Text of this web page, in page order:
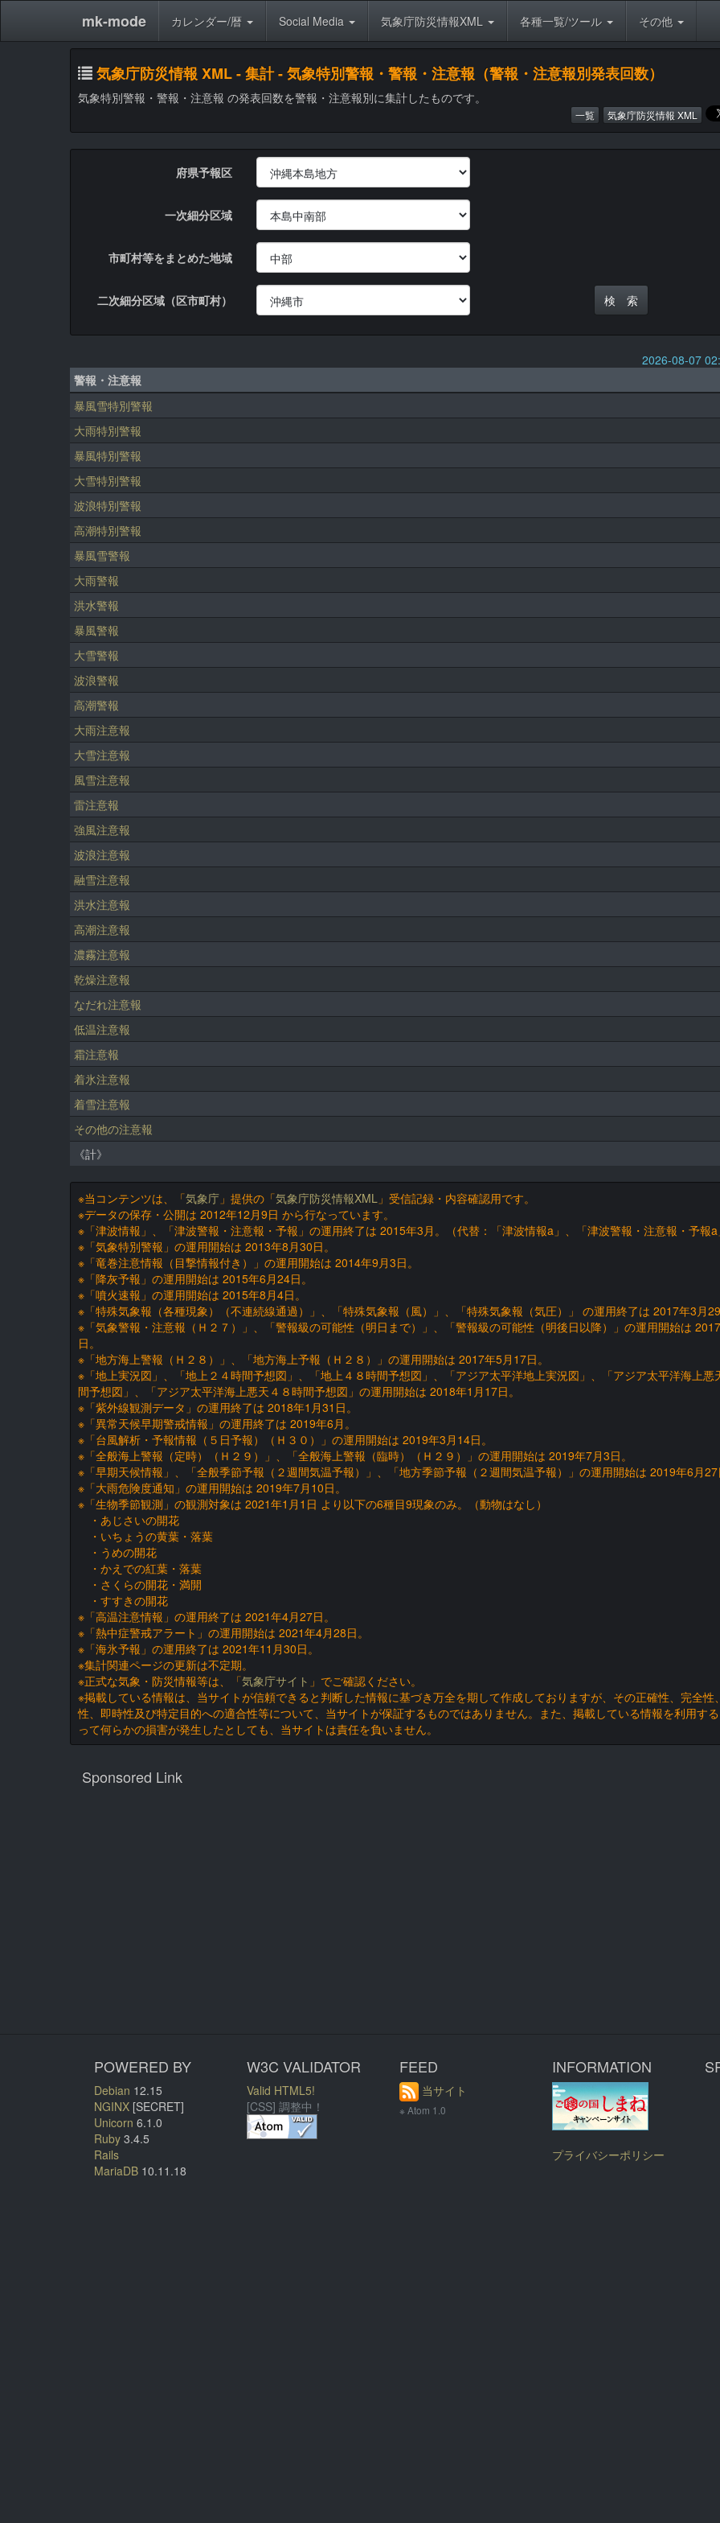
mk-mode カレンダー/暦 Social Media 気象庁防災情報XML 各種一覧/ツール その他
気象庁防災情報 XML - 集計 - 気象特別警報・警報・注意報（警報・注意報別発表回数）
気象特別警報・警報・注意報 の発表回数を警報・注意報別に集計したものです。
一覧 気象庁防災情報 XML
府県予報区
一次細分区域
市町村等をまとめた地域
二次細分区域（区市町村）
2026-08-07
警報・注意報
暴風雪特別警報
大雨特別警報
暴風特別警報
大雪特別警報
波浪特別警報
高潮特別警報
暴風雪警報
大雨警報
洪水警報
暴風警報
大雪警報
波浪警報
高潮警報
大雨注意報
大雪注意報
風雪注意報
雷注意報
強風注意報
波浪注意報
融雪注意報
洪水注意報
高潮注意報
濃霧注意報
乾燥注意報
なだれ注意報
低温注意報
霜注意報
着氷注意報
着雪注意報
その他の注意報
《計》
※当コンテンツは、「気象庁 」提供の「気象庁防災情報XML 」受信記録・内容確認用です。
※データの保存・公開は 2012年12月9日 から行なっています。
※「津波情報」、「津波警報・注意報・予報」の運用終了は 2015年3月。（代替：「津波情報a」、「津波警報・注意報・予報a
※「気象特別警報」の運用開始は 2013年8月30日。
※「竜巻注意情報（目撃情報付き）」の運用開始は 2014年9月3日。
※「降灰予報」の運用開始は 2015年6月24日。
※「噴火速報」の運用開始は 2015年8月4日。
※「特殊気象報（各種現象）（不連続線通過）」、「特殊気象報（風）」、「特殊気象報（気圧）」 の運用終了は 2017年3月29
※「気象警報・注意報（Ｈ２７）」、「警報級の可能性（明日まで）」、「警報級の可能性（明後日以降）」の運用開始は
日。
※「地方海上警報（Ｈ２８）」、「地方海上予報（Ｈ２８）」の運用開始は 2017年5月17日。
※「地上実況図」、「地上２４時間予想図」、「地上４８時間予想図」、「アジア太平洋地上実況図」、「アジア太平洋海上悪
間予想図」、「アジア太平洋海上悪天４８時間予想図」の運用開始は 2018年1月17日。
※「紫外線観測データ」の運用終了は 2018年1月31日。
※「異常天候早期警戒情報」の運用終了は 2019年6月。
※「台風解析・予報情報（５日予報）（Ｈ３０）」の運用開始は 2019年3月14日。
※「全般海上警報（定時）（Ｈ２９）」、「全般海上警報（臨時）（Ｈ２９）」の運用開始は 2019年7月3日。
※「早期天候情報」、「全般季節予報（２週間気温予報）」、「地方季節予報（２週間気温予報）」の運用開始は 2019年6月27
※「大雨危険度通知」の運用開始は 2019年7月10日。
※「生物季節観測」の観測対象は 2021年1月1日 より以下の6種目9現象のみ。（動物はなし）
・あじさいの開花
・いちょうの黄葉・落葉
・うめの開花
・かえでの紅葉・落葉
・さくらの開花・満開
・すすきの開花
※「高温注意情報」の運用終了は 2021年4月27日。
※「熱中症警戒アラート」の運用開始は 2021年4月28日。
※「海氷予報」の運用終了は 2021年11月30日。
※集計関連ページの更新は不定期。
※正式な気象・防災情報等は、「気象庁サイト 」でご確認ください。
※掲載している情報は、当サイトが信頼できると判断した情報に基づき万全を期して作成しておりますが、その正確性、完全性
性、即時性及び特定目的への適合性等について、当サイトが保証するものではありません。また、掲載している情報を利用す
って何らかの損害が発生したとしても、当サイトは責任を負いません。
Sponsored Link
POWERED BY
Debian 12.15
NGINX [SECRET]
Unicorn 6.1.0
Ruby 3.4.5
Rails
MariaDB 10.11.18
W3C VALIDATOR
Valid HTML5!
[CSS] 調整中！
FEED
当サイト
※ Atom 1.0
INFORMATION
プライバシーポリシー